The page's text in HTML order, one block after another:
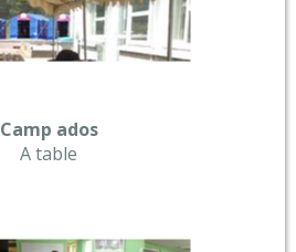
Camp ados
A table